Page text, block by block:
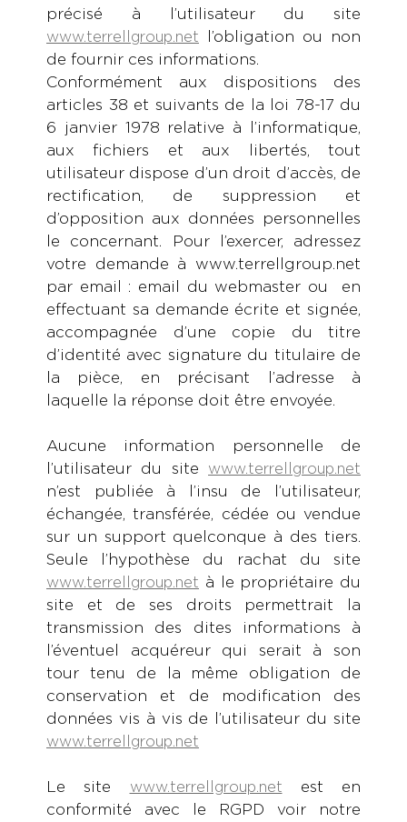
précisé à l’utilisateur du site
www.terrellgroup.net l’obligation ou non
de fournir ces informations.
Conformément aux dispositions des
articles 38 et suivants de la loi 78-17 du
6 janvier 1978 relative à l’informatique,
aux fichiers et aux libertés, tout
utilisateur dispose d’un droit d’accès, de
rectification, de suppression et
d’opposition aux données personnelles
le concernant. Pour l’exercer, adressez
votre demande à www.terrellgroup.net
par email : email du webmaster ou en
effectuant sa demande écrite et signée,
accompagnée d’une copie du titre
d’identité avec signature du titulaire de
la pièce, en précisant l’adresse à
laquelle la réponse doit être envoyée.
Aucune information personnelle de
l’utilisateur du site www.terrellgroup.net
n’est publiée à l’insu de l’utilisateur,
échangée, transférée, cédée ou vendue
sur un support quelconque à des tiers.
Seule l’hypothèse du rachat du site
www.terrellgroup.net à le propriétaire du
site et de ses droits permettrait la
transmission des dites informations à
l’éventuel acquéreur qui serait à son
tour tenu de la même obligation de
conservation et de modification des
données vis à vis de l’utilisateur du site
www.terrellgroup.net
Le site www.terrellgroup.net est en
conformité avec le RGPD voir notre